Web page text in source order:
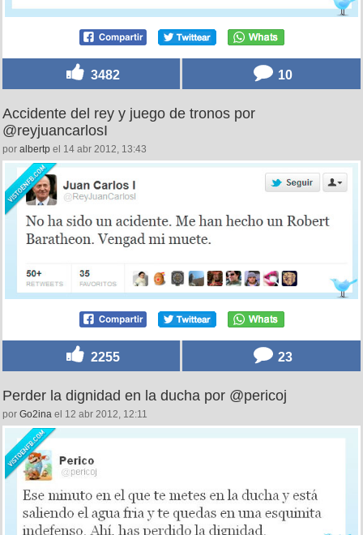
3482 10
Accidente del rey y juego de tronos por
@reyjuancarlosI
por albertp el 14 abr 2012, 13:43
2255 23
Perder la dignidad en la ducha por @pericoj
por Go2ina el 12 abr 2012, 12:11